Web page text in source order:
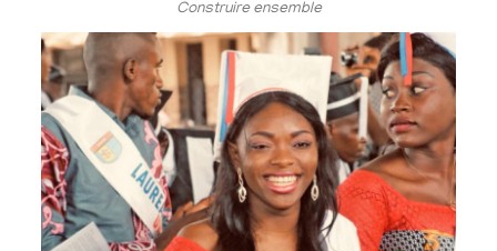
Construire ensemble